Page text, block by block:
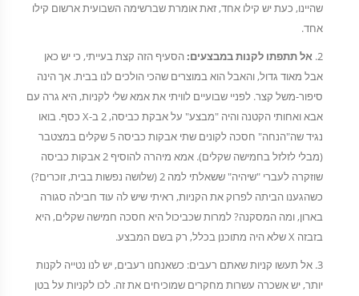
שהיינו, כעת יש קילו אחד, זאת אומרת שברשימה השבועית ארשום קילו
אחד.
אל תתפתו לקנות במבצעים: הסעיף הזה קצת בעייתי, כי יש כאן
אבל מאוד גדול, והאבל הוא במוצרים שהכי הולכים לנו בבית. אך הינה
סיפור-משל קצר. לפניי שבועיים לוויתי את אמא שלי לקניות, היא גרה עם
אבא ואחותי הקטנה והיה "מבצע" על אבקת כביסה, 2 ב-X כסף. בואו
נגיד שה"הנחה" חסכה לקונים שתי אבקות כביסה 5 שקלים במצטבר
(מבלי לזלזל בחמישה שקלים). אמא מיהרה להוסיף 2 אבקות כביסה
שוזקרה לעברי "שיהיה" ששאלתי למה 2 (שלושה נפשות בבית, זוכרים?)
כשהגענו הביתה לפרוק את הקניות, ראיתי שיש לה עוד חבילה סגורה
בארון, ומה המסקנה? למרות שכביכול היא חסכה חמישה שקלים, היא
בזבזה X שלא היה מתוכנן בכלל, רק בשם המבצע.
אל תעשו קניות שאתם רעבים: כשאנחנו רעבים, יש לנו נטייה לקנות
יותר, יש אשכרה עשרות מחקרים שמוכיחים את זה. לכו לקניות על בטן